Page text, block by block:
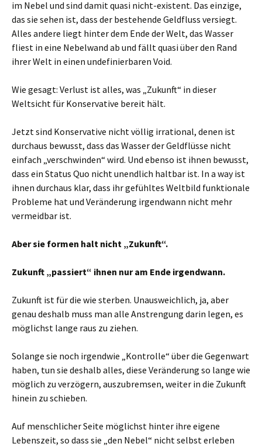
im Nebel und sind damit quasi nicht-existent. Das einzige,
das sie sehen ist, dass der bestehende Geldfluss versiegt.
Alles andere liegt hinter dem Ende der Welt, das Wasser
fliest in eine Nebelwand ab und fällt quasi über den Rand
ihrer Welt in einen undefinierbaren Void.
Wie gesagt: Verlust ist alles, was „Zukunft“ in dieser
Weltsicht für Konservative bereit hält.
Jetzt sind Konservative nicht völlig irrational, denen ist
durchaus bewusst, dass das Wasser der Geldflüsse nicht
einfach „verschwinden“ wird. Und ebenso ist ihnen bewusst,
dass ein Status Quo nicht unendlich haltbar ist. In a way ist
ihnen durchaus klar, dass ihr gefühltes Weltbild funktionale
Probleme hat und Veränderung irgendwann nicht mehr
vermeidbar ist.
Aber sie formen halt nicht „Zukunft“.
Zukunft „passiert“ ihnen nur am Ende irgendwann.
Zukunft ist für die wie sterben. Unausweichlich, ja, aber
genau deshalb muss man alle Anstrengung darin legen, es
möglichst lange raus zu ziehen.
Solange sie noch irgendwie „Kontrolle“ über die Gegenwart
haben, tun sie deshalb alles, diese Veränderung so lange wie
möglich zu verzögern, auszubremsen, weiter in die Zukunft
hinein zu schieben.
Auf menschlicher Seite möglichst hinter ihre eigene
Lebenszeit, so dass sie „den Nebel“ nicht selbst erleben